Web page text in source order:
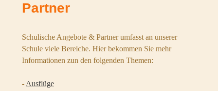
Partner
Schulische Angebote & Partner umfasst an unserer
Schule viele Bereiche. Hier bekommen Sie mehr
Informationen zun den folgenden Themen:
- Ausflüge